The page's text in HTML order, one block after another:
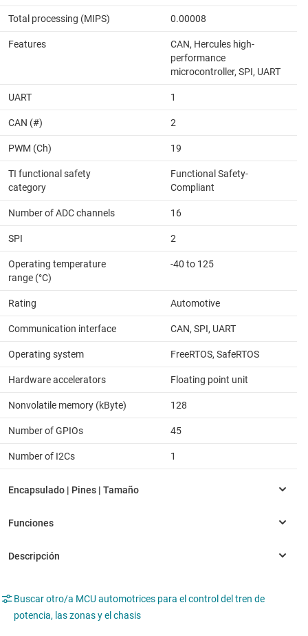
Total processing (MIPS) 0.00008
Features
CAN, Hercules high-
performance
microcontroller, SPI, UART
UART 1
CAN (#) 2
PWM (Ch) 19
TI functional safety
category
Functional Safety-
Compliant
Number of ADC channels 16
SPI 2
Operating temperature
range (°C)
-40 to 125
Rating Automotive
Communication interface CAN, SPI, UART
Operating system FreeRTOS, SafeRTOS
Hardware accelerators Floating point unit
Nonvolatile memory (kByte) 128
Number of GPIOs 45
Number of I2Cs 1
Buscar otro/a MCU automotrices para el control del tren de
potencia, las zonas y el chasis